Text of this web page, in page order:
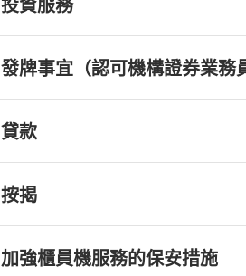
投資服務
發牌事宜（認可機構證券業務
貸款
按揭
加強櫃員機服務的保安措施